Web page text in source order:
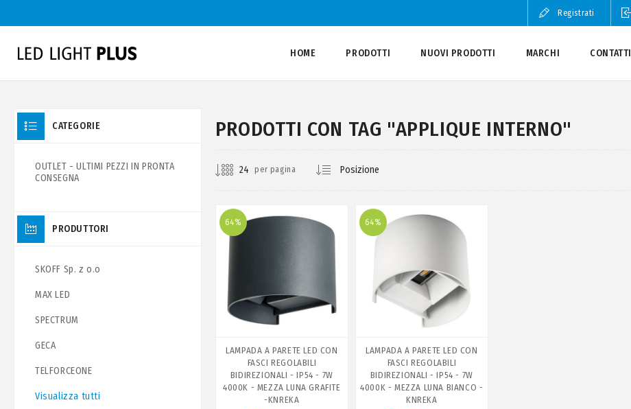
Registrati
HOME PRODOTTI NUOVI PRODOTTI MARCHI CONTATTI
PRODOTTI CON TAG "APPLIQUE INTERNO"
per pagina
64%
LAMPADA A PARETE LED CON
FASCI REGOLABILI
BIDIREZIONALI - IP54 - 7W
4000K - MEZZA LUNA GRAFITE
-KNREKA
64%
LAMPADA A PARETE LED CON
FASCI REGOLABILI
BIDIREZIONALI - IP54 - 7W
4000K - MEZZA LUNA BIANCO -
KNREKA
CATEGORIE
OUTLET - ULTIMI PEZZI IN PRONTA
CONSEGNA
PRODUTTORI
SKOFF Sp. z o.o
MAX LED
SPECTRUM
GECA
TELFORCEONE
Visualizza tutti